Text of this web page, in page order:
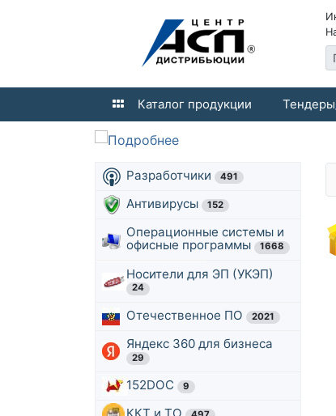
Каталог продукции
Разработчики 491
Антивирусы 152
Операционные системы и
офисные программы
1668
Носители для ЭП (УКЭП)
24
Отечественное ПО 2021
Яндекс 360 для бизнеса
29
152DOC 9